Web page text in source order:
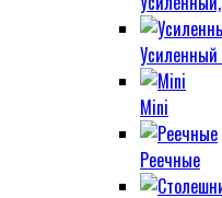
Усиленный
Mini
Реечные